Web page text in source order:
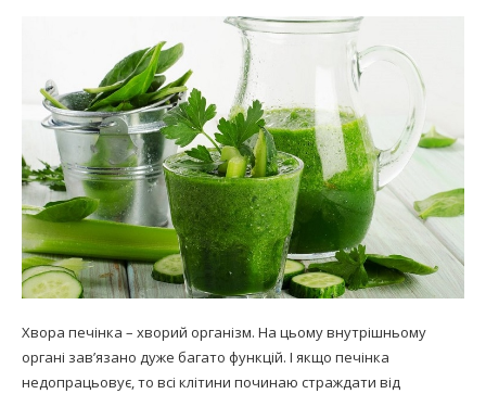
Хвора печінка – хворий організм. На цьому внутрішньому
органі зав’язано дуже багато функцій. І якщо печінка
недопрацьовує, то всі клітини починаю страждати від